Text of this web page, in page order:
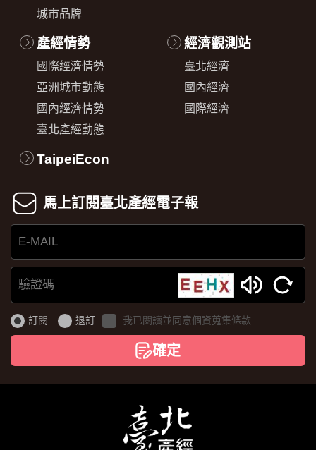
城市品牌
產經情勢
國際經濟情勢
亞洲城市動態
國內經濟情勢
臺北產經動態
經濟觀測站
臺北經濟
國內經濟
國際經濟
TaipeiEcon
馬上訂閱臺北產經電子報
E-
MAIL
證
碼
訂閱 退訂 我已閱讀並同意個資蒐集條款
確定